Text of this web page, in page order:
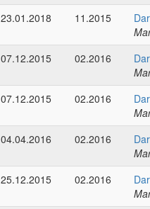
23.01.2018
11.2015
07.12.2015
02.2016
07.12.2015
02.2016
04.04.2016
02.2016
25.12.2015
02.2016